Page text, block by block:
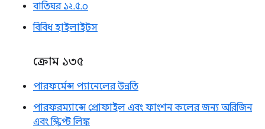
বাতিঘর ১২.৫.০
বিবিধ হাইলাইটস
ক্রোম ১৩৫
পারফর্মেন্স প্যানেলের উন্নতি
পারফরম্যান্সে প্রোফাইল এবং ফাংশন কলের জন্য অরিজিন
এবং স্ক্রিপ্ট লিঙ্ক